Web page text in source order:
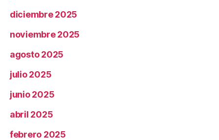
diciembre 2025
noviembre 2025
agosto 2025
julio 2025
junio 2025
abril 2025
febrero 2025